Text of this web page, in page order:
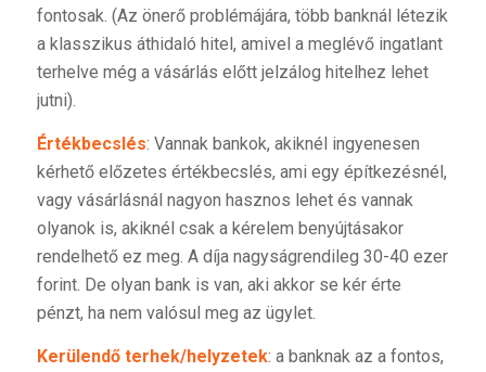
fontosak. (Az önerő problémájára, több banknál létezik
a klasszikus áthidaló hitel, amivel a meglévő ingatlant
terhelve még a vásárlás előtt jelzálog hitelhez lehet
jutni).
Értékbecslés: Vannak bankok, akiknél ingyenesen
kérhető előzetes értékbecslés, ami egy építkezésnél,
vagy vásárlásnál nagyon hasznos lehet és vannak
olyanok is, akiknél csak a kérelem benyújtásakor
rendelhető ez meg. A díja nagyságrendileg 30-40 ezer
forint. De olyan bank is van, aki akkor se kér érte
pénzt, ha nem valósul meg az ügylet.
Kerülendő terhek/helyzetek: a banknak az a fontos,